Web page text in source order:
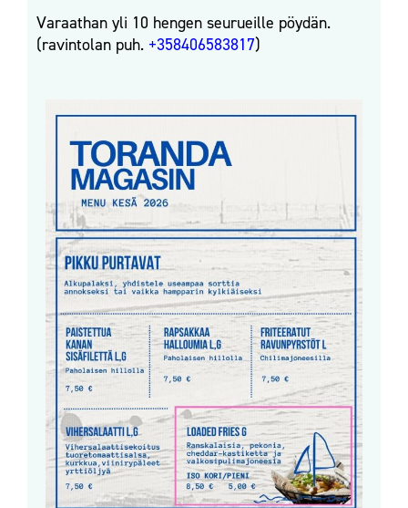
Varaathan yli 10 hengen seurueille pöydän.
(ravintolan puh. +358406583817)